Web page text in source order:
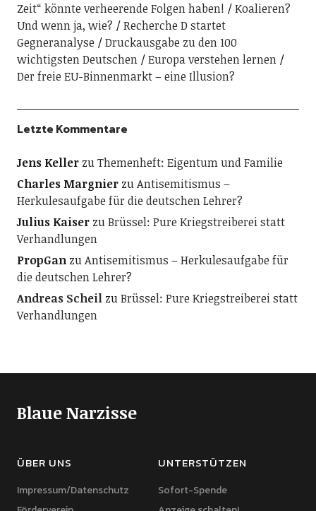
Zeit“ könnte verheerende Folgen haben!
Koalieren?
Und wenn ja, wie?
Recherche D startet
Gegneranalyse
Druckausgabe zu den 100
wichtigsten Deutschen
Europa verstehen lernen
Der freie EU-Binnenmarkt – eine Illusion?
Letzte Kommentare
Jens KellerzuThemenheft: Eigentum und Familie
Charles MargnierzuAntisemitismus –
Herkulesaufgabe für die deutschen Lehrer?
Julius KaiserzuBrüssel: Pure Kriegstreiberei statt
Verhandlungen
PropGanzuAntisemitismus – Herkulesaufgabe für
die deutschen Lehrer?
Andreas ScheilzuBrüssel: Pure Kriegstreiberei statt
Verhandlungen
Blaue Narzisse
ÜBER UNS
Impressum/Datenschutz
UNTERSTÜTZEN
Sofort-Spende